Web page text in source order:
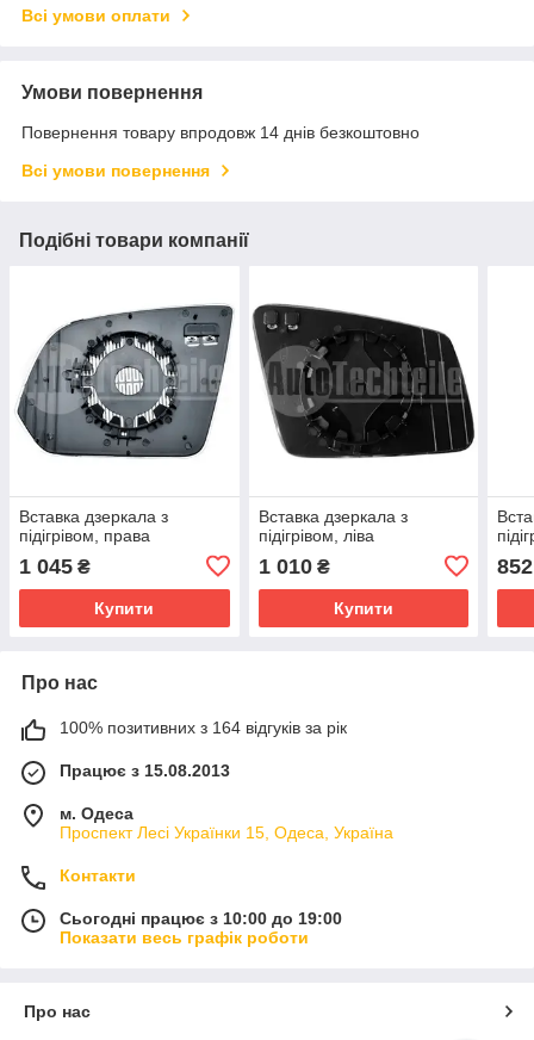
Всі умови оплати
Умови повернення
Повернення товару впродовж 14 днів безкоштовно
Всі умови повернення
Подібні товари компанії
Вставка дзеркала з
підігрівом, права
1 045 ₴
Купити
Вставка дзеркала з
підігрівом, ліва
1 010₴
Купити
852
Про нас
100% позитивних з 164 відгуків за рік
Працює з 15.08.2013
м. Одеса
Проспект Лесі Українки 15, Одеса, Україна
Контакти
Сьогодні працює з 10:00 до 19:00
Показати весь графік роботи
Про нас